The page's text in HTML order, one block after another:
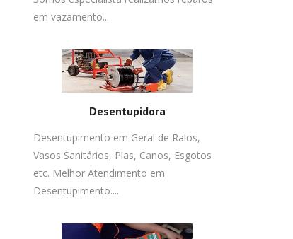
em vazamento...
Desentupidora
Desentupimento em Geral de Ralos,
Vasos Sanitários, Pias, Canos, Esgotos
etc. Melhor Atendimento em
Desentupimento....